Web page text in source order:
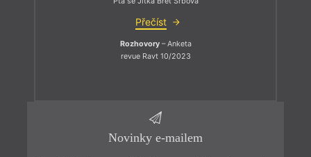
Přečíst
Rozhovory– Anketa
revue Ravt 10/2023
Novinky e-mailem